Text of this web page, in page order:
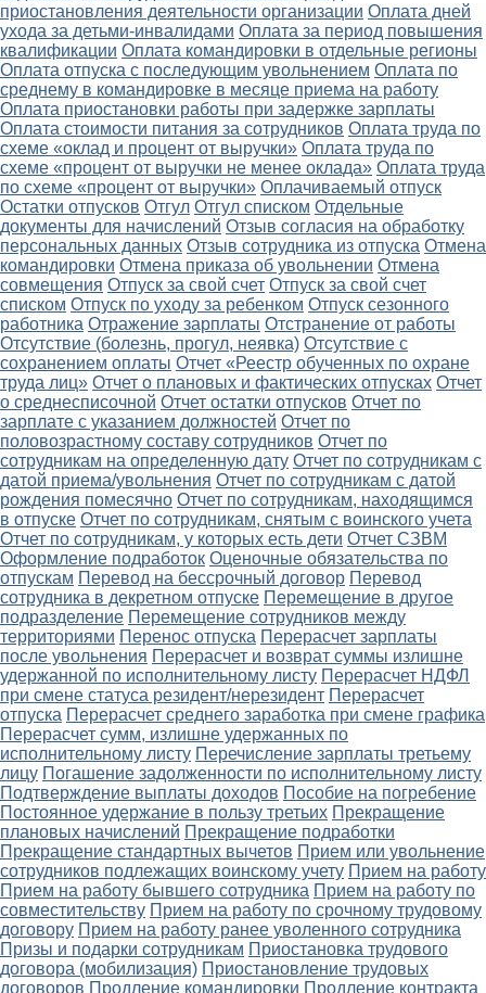
приостановления деятельности организации Оплата дней
ухода за детьми-инвалидами Оплата за период повышения
квалификации Оплата командировки в отдельные регионы
Оплата отпуска с последующим увольнением Оплата по
среднему в командировке в месяце приема на работу
Оплата приостановки работы при задержке зарплаты
Оплата стоимости питания за сотрудников Оплата труда по
схеме «оклад и процент от выручки» Оплата труда по
схеме «процент от выручки не менее оклада» Оплата труда
по схеме «процент от выручки» Оплачиваемый отпуск
Остатки отпусков Отгул Отгул списком Отдельные
документы для начислений Отзыв согласия на обработку
персональных данных Отзыв сотрудника из отпуска Отмена
командировки Отмена приказа об увольнении Отмена
совмещения Отпуск за свой счет Отпуск за свой счет
списком Отпуск по уходу за ребенком Отпуск сезонного
работника Отражение зарплаты Отстранение от работы
Отсутствие (болезнь, прогул, неявка) Отсутствие с
сохранением оплаты Отчет «Реестр обученных по охране
труда лиц» Отчет о плановых и фактических отпусках Отчет
о среднесписочной Отчет остатки отпусков Отчет по
зарплате с указанием должностей Отчет по
половозрастному составу сотрудников Отчет по
сотрудникам на определенную дату Отчет по сотрудникам с
датой приема/увольнения Отчет по сотрудникам с датой
рождения помесячно Отчет по сотрудникам, находящимся
в отпуске Отчет по сотрудникам, снятым с воинского учета
Отчет по сотрудникам, у которых есть дети Отчет СЗВМ
Оформление подработок Оценочные обязательства по
отпускам Перевод на бессрочный договор Перевод
сотрудника в декретном отпуске Перемещение в другое
подразделение Перемещение сотрудников между
территориями Перенос отпуска Перерасчет зарплаты
после увольнения Перерасчет и возврат суммы излишне
удержанной по исполнительному листу Перерасчет НДФЛ
при смене статуса резидент/нерезидент Перерасчет
отпуска Перерасчет среднего заработка при смене графика
Перерасчет сумм, излишне удержанных по
исполнительному листу Перечисление зарплаты третьему
лицу Погашение задолженности по исполнительному листу
Подтверждение выплаты доходов Пособие на погребение
Постоянное удержание в пользу третьих Прекращение
плановых начислений Прекращение подработки
Прекращение стандартных вычетов Прием или увольнение
сотрудников подлежащих воинскому учету Прием на работу
Прием на работу бывшего сотрудника Прием на работу по
совместительству Прием на работу по срочному трудовому
договору Прием на работу ранее уволенного сотрудника
Призы и подарки сотрудникам Приостановка трудового
договора (мобилизация) Приостановление трудовых
договоров Продление командировки Продление контракта